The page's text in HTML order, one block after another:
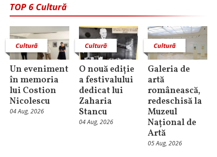
TOP 6 Cultură
Cultură
Un eveniment
în memoria
lui Costion
Nicolescu
04 Aug, 2026
Cultură
O nouă ediție
a festivalului
dedicat lui
Zaharia
Stancu
04 Aug, 2026
Cultură
Galeria de
artă
românească,
redeschisă la
Muzeul
Național de
Artă
05 Aug, 2026